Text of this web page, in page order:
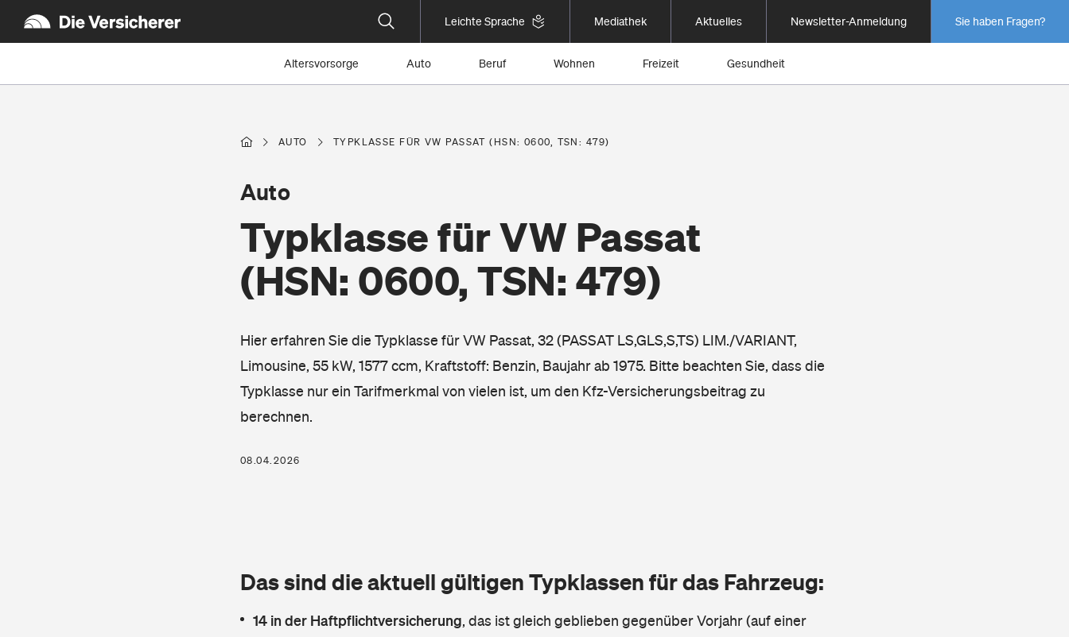
Leichte Sprache Mediathek Aktuelles Newsletter-Anmeldung Sie haben Fragen?
Altersvorsorge Auto Beruf Wohnen Freizeit Gesundheit
AUTO TYPKLASSE FÜR VW PASSAT (HSN: 0600, TSN: 479)
Typklasse für VW Passat
(HSN: 0600, TSN: 479)
Auto
Hier erfahren Sie die Typklasse für VW Passat, 32 (PASSAT LS,GLS,S,TS) LIM./VARIANT,
Limousine, 55 kW, 1577 ccm, Kraftstoff: Benzin, Baujahr ab 1975. Bitte beachten Sie, dass die
Typklasse nur ein Tarifmerkmal von vielen ist, um den Kfz-Versicherungsbeitrag zu
berechnen.
08.04.2026
Das sind die aktuell gültigen Typklassen für das Fahrzeug:
14 in der Haftpflichtversicherung, das ist gleich geblieben gegenüber Vorjahr (auf einer